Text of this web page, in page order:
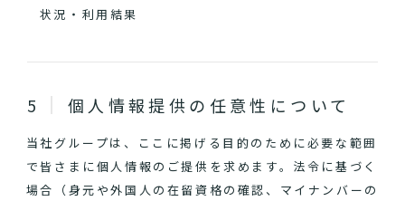
状況・利用結果
個人情報提供の任意性について
当社グループは、ここに掲げる目的のために必要な範囲
で皆さまに個人情報のご提供を求めます。法令に基づく
場合（身元や外国人の在留資格の確認、マイナンバーの